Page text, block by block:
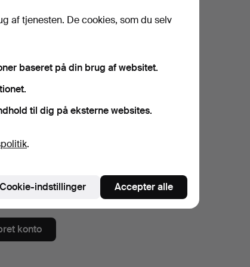
Kolonn. (frivilligt)
til events og nyheder. Hvis du
genstande og inspiration. Hvis du
købsbetingelser
.
konto
af tjenesten. De cookies, som du selv
baseret på din brug af websitet.
til dig på eksterne websites.
.
Cookie-indstillinger Accepter alle